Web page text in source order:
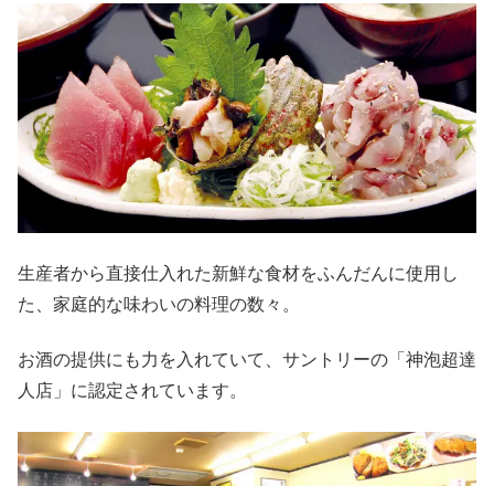
生産者から直接仕入れた新鮮な食材をふんだんに使用し
た、家庭的な味わいの料理の数々。
お酒の提供にも力を入れていて、サントリーの「神泡超達
人店」に認定されています。